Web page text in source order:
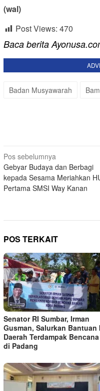
(wal)
Post Views: 470
Baca berita
Badan Musyawarah
Navigasi
pos
Pos sebelumnya
Gebyar Budaya dan Berbagi
kepada Sesama Meriahkan
Pertama SMSI Way Kanan
POS TERKAIT
Senator RI Sumbar, Irman
Gusman, Salurkan Bantuan
Daerah Terdampak Bencana
di Padang